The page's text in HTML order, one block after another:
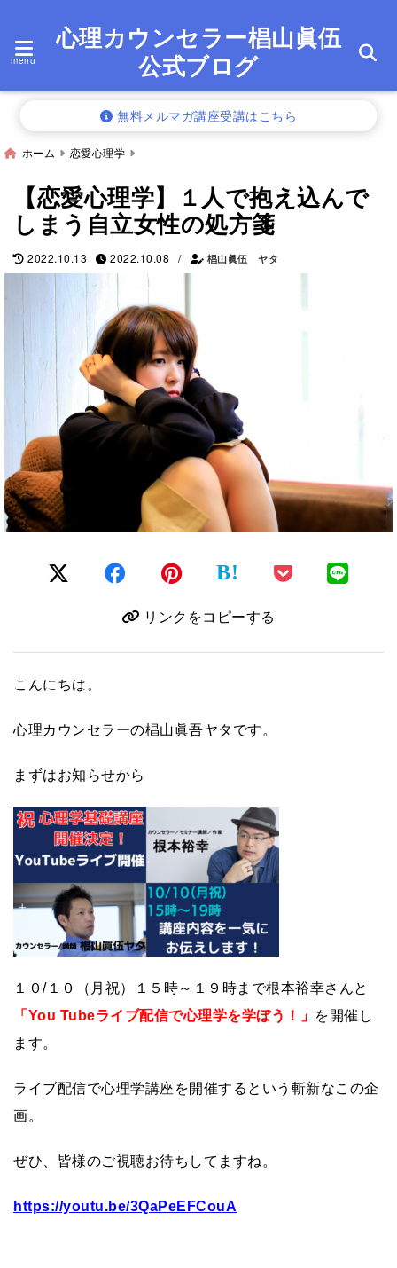
menu
心理カウンセラー椙山眞伍
公式ブログ
無料メルマガ講座受講はこちら
ホーム 恋愛心理学
【恋愛心理学】１人で抱え込んで
しまう自立女性の処方箋
2022.10.13 2022.10.08 / 椙山眞伍 ヤタ
B!
リンクをコピーする
こんにちは。
心理カウンセラーの椙山眞吾ヤタです。
まずはお知らせから
１０/１０（月祝）１５時～１９時まで根本裕幸さんと
「You Tubeライブ配信で心理学を学ぼう！」 を開催し
ます。
ライブ配信で心理学講座を開催するという斬新なこの企
画。
ぜひ、皆様のご視聴お待ちしてますね。
https://youtu.be/3QaPeEFCouA